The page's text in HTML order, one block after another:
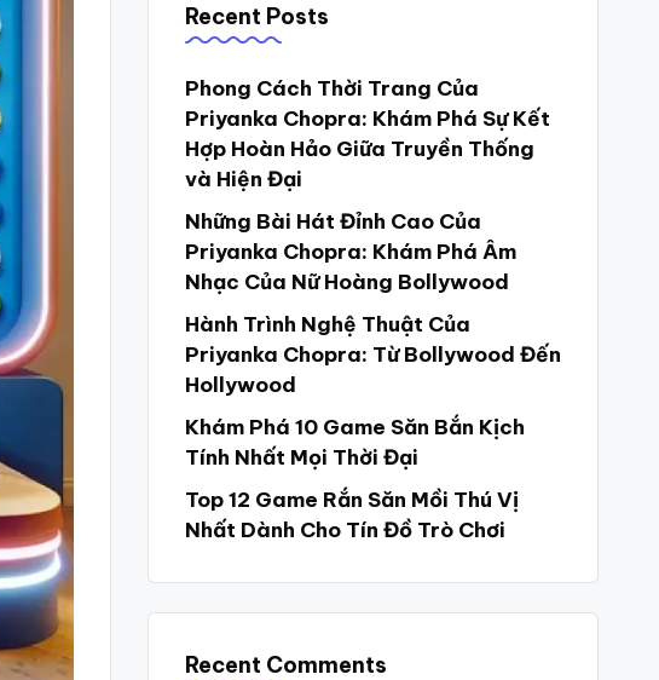
Recent Posts
Phong Cách Thời Trang Của
Priyanka Chopra: Khám Phá Sự Kết
Hợp Hoàn Hảo Giữa Truyền Thống
và Hiện Đại
Những Bài Hát Đỉnh Cao Của
Priyanka Chopra: Khám Phá Âm
Nhạc Của Nữ Hoàng Bollywood
Hành Trình Nghệ Thuật Của
Priyanka Chopra: Từ Bollywood Đến
Hollywood
Khám Phá 10 Game Săn Bắn Kịch
Tính Nhất Mọi Thời Đại
Top 12 Game Rắn Săn Mồi Thú Vị
Nhất Dành Cho Tín Đồ Trò Chơi
Recent Comments